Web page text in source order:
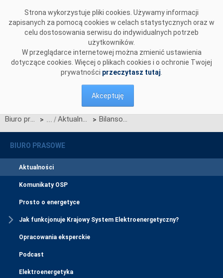
Strona wykorzystuje pliki cookies. Używamy informacji
zapisanych za pomocą cookies w celach statystycznych oraz w
celu dostosowania serwisu do indywidualnych potrzeb
użytkowników.
W przeglądarce internetowej można zmienić ustawienia
dotyczące cookies. Więcej o plikach cookies i o ochronie Twojej
prywatności przeczytasz tutaj
Akceptuję
Biuro prasowe > Aktualności > Bilansowanie handlowe KSE w kwietniu 2026
BIURO PRASOWE
Aktualności
Komunikaty OSP
Prosto o energetyce
Jak funkcjonuje Krajowy System Elektroenergetyczny?
Opracowania eksperckie
Podcast
Elektroenergetyka